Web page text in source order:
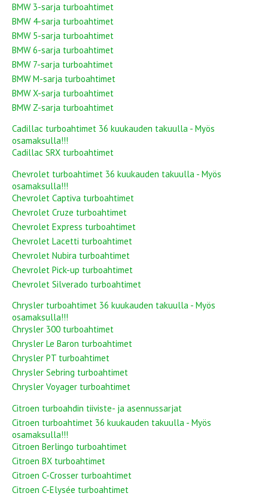
BMW 3-sarja turboahtimet
BMW 4-sarja turboahtimet
BMW 5-sarja turboahtimet
BMW 6-sarja turboahtimet
BMW 7-sarja turboahtimet
BMW M-sarja turboahtimet
BMW X-sarja turboahtimet
BMW Z-sarja turboahtimet
Cadillac turboahtimet 36 kuukauden takuulla - Myös
osamaksulla!!!
Cadillac SRX turboahtimet
Chevrolet turboahtimet 36 kuukauden takuulla - Myös
osamaksulla!!!
Chevrolet Captiva turboahtimet
Chevrolet Cruze turboahtimet
Chevrolet Express turboahtimet
Chevrolet Lacetti turboahtimet
Chevrolet Nubira turboahtimet
Chevrolet Pick-up turboahtimet
Chevrolet Silverado turboahtimet
Chrysler turboahtimet 36 kuukauden takuulla - Myös
osamaksulla!!!
Chrysler 300 turboahtimet
Chrysler Le Baron turboahtimet
Chrysler PT turboahtimet
Chrysler Sebring turboahtimet
Chrysler Voyager turboahtimet
Citroen turboahdin tiiviste- ja asennussarjat
Citroen turboahtimet 36 kuukauden takuulla - Myös
osamaksulla!!!
Citroen Berlingo turboahtimet
Citroen BX turboahtimet
Citroen C-Crosser turboahtimet
Citroen C-Elysée turboahtimet